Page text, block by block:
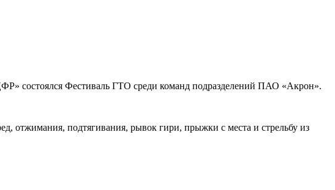
состоялся Фестиваль ГТО среди команд подразделений ПАО «Акрон».
отжимания, подтягивания, рывок гири, прыжки с места и стрельбу из